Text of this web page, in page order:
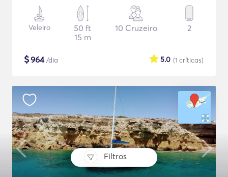
Filtros
Veleiro
50 ft
15 m
10 Cruzeiro 2
$964/dia (1 críticas)
5.0